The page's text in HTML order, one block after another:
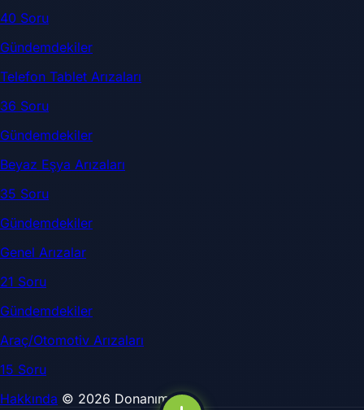
40 Soru
Gündemdekiler
Telefon Tablet Arızaları
36 Soru
Gündemdekiler
Beyaz Eşya Arızaları
35 Soru
Gündemdekiler
Genel Arızalar
21 Soru
Gündemdekiler
Araç/Otomotiv Arızaları
15 Soru
Hakkında © 2026 DonanımSor